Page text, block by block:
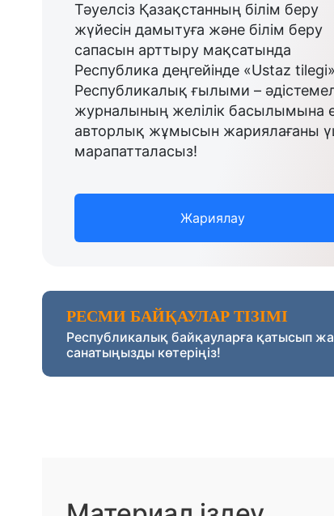
Тәуелсіз Қазақстанның білім беру
жүйесін дамытуға және білім беру
сапасын арттыру мақсатында
Республика деңгейінде «Ustaz tilegi»
Республикалық ғылыми –
журналының желілік басылымына
авторлық жұмысын жариялағаны
марапатталасыз!
Жариялау
РЕСМИ БАЙҚАУЛАР ТІЗІМІ
Республикалық байқауларға қатысып
санатыңызды көтеріңіз!